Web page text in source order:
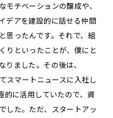
モチベーションの醸成や、
デアを建設的に話せる仲間
思ったんです。それで、組
りといったことが、僕にと
りました。その後は、
スマートニュースに入社し
的に活用していたので、資
した。ただ、スタートアッ